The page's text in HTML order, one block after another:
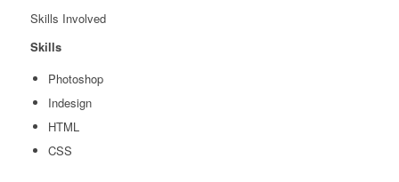
Skills Involved
Skills
Photoshop
Indesign
HTML
CSS